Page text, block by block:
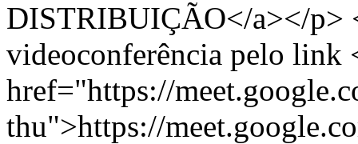
DISTRIBUIÇÃO</a></p>
videoconferência pelo link
href="https://
thu">https://